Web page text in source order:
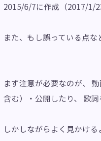
2015/6/7に作成（2017/1/
また、もし誤っている点な
まず注意が必要なのが、
含む）・公開したり、 歌
しかしながらよく見かけ